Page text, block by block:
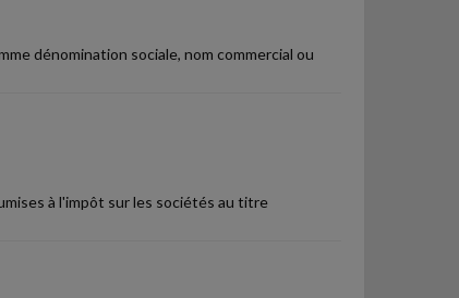
dénomination sociale, nom commercial ou
à l'impôt sur les sociétés au titre